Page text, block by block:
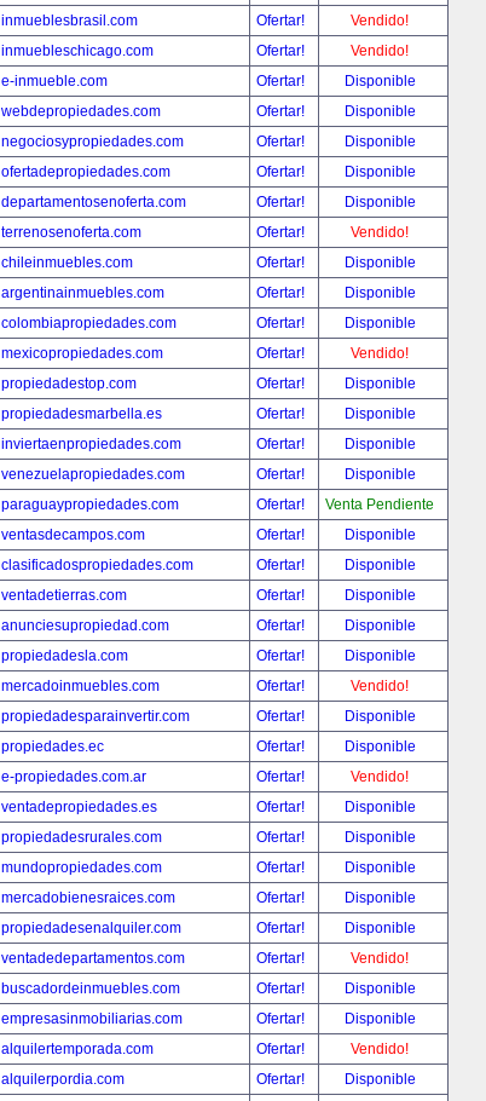
inmueblesbrasil.com
Ofertar!
Vendido!
inmuebleschicago.com
Ofertar!
Vendido!
e-inmueble.com
Ofertar!
Disponible
webdepropiedades.com
Ofertar!
Disponible
negociosypropiedades.com
Ofertar!
Disponible
ofertadepropiedades.com
Ofertar!
Disponible
departamentosenoferta.com
Ofertar!
Disponible
terrenosenoferta.com
Ofertar!
Vendido!
chileinmuebles.com
Ofertar!
Disponible
argentinainmuebles.com
Ofertar!
Disponible
colombiapropiedades.com
Ofertar!
Disponible
mexicopropiedades.com
Ofertar!
Vendido!
propiedadestop.com
Ofertar!
Disponible
propiedadesmarbella.es
Ofertar!
Disponible
inviertaenpropiedades.com
Ofertar!
Disponible
venezuelapropiedades.com
Ofertar!
Disponible
paraguaypropiedades.com
Ofertar!
Venta Pendiente
ventasdecampos.com
Ofertar!
Disponible
clasificadospropiedades.com
Ofertar!
Disponible
ventadetierras.com
Ofertar!
Disponible
anunciesupropiedad.com
Ofertar!
Disponible
propiedadesla.com
Ofertar!
Disponible
mercadoinmuebles.com
Ofertar!
Vendido!
propiedadesparainvertir.com
Ofertar!
Disponible
propiedades.ec
Ofertar!
Disponible
e-propiedades.com.ar
Ofertar!
Vendido!
ventadepropiedades.es
Ofertar!
Disponible
propiedadesrurales.com
Ofertar!
Disponible
mundopropiedades.com
Ofertar!
Disponible
mercadobienesraices.com
Ofertar!
Disponible
propiedadesenalquiler.com
Ofertar!
Disponible
ventadedepartamentos.com
Ofertar!
Vendido!
buscadordeinmuebles.com
Ofertar!
Disponible
empresasinmobiliarias.com
Ofertar!
Disponible
alquilertemporada.com
Ofertar!
Vendido!
alquilerpordia.com
Ofertar!
Disponible